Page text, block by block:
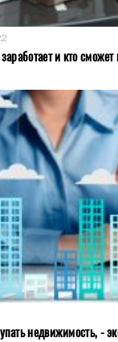
и кто сможет
недвижимость, -